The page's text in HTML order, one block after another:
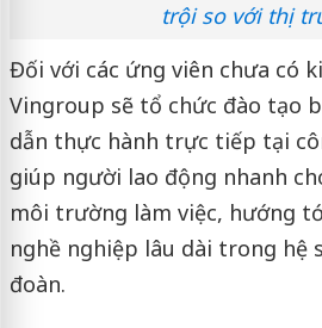
trội so với thị
Đối với các ứng viên chưa có
Vingroup sẽ tổ chức đào tạo
dẫn thực hành trực tiếp tại
giúp người lao động nhanh
môi trường làm việc, hướng
nghề nghiệp lâu dài trong hệ
đoàn.